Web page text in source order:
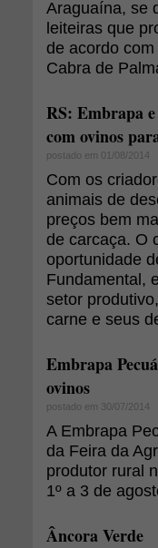
Araguaína, se
leiteiras que
de acordo
Cabra de
RS: Embrapa
com ovinos
postado em 01/08/2014
Com os
animais de
preços bem
de carcaça. O
oportunidade
Fundamental,
setor
carne e seus
Embrapa
ovinos
postado em 30/07/2014
A Embrapa
da Feira da
produtor rural
1º a 3 de
Âncora Verde